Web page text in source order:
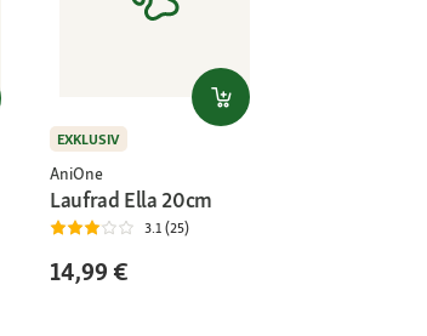
EXKLUSIV
AniOne
Laufrad Ella 20cm
3.1 (25)
14,99 €